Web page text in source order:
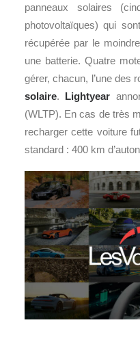
panneaux solaires
photovoltaïques) qui
récupérée par le
une batterie. Quatre
gérer, chacun, l’une des
solaire. Lightyear
(WLTP). En cas de très
recharger cette voiture
standard : 400 km